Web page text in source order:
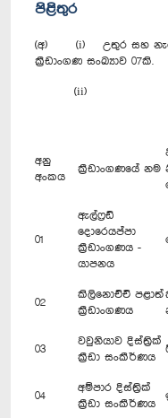
පිළිතුර
(අ) (i) උතුර සහ
ක්‍රීඩාංගණ සංඛ්‍යාව 07කි.
(ii)
අනු
අංකය
ක්‍රීඩාංගණයේ නම
01
ඇල්ෆ්‍රඩ්
දොරෙයප්පා
ක්‍රීඩාංගණය -
යාපනය
02
කිලිනොච්චි පළාත්
ක්‍රීඩාංගණය
03
වවුනියාව දිස්ත්‍රික්
ක්‍රීඩා සංකීර්ණය
04
අම්පාර දිස්ත්‍රික්
ක්‍රීඩා සංකීර්ණය